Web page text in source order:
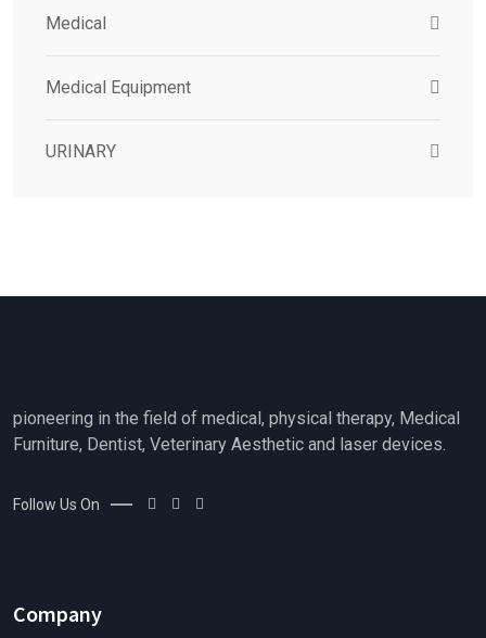
Medical
Medical Equipment
URINARY
pioneering in the field of medical, physical therapy, Medical
Furniture, Dentist, Veterinary Aesthetic and laser devices.
Follow Us On
Company